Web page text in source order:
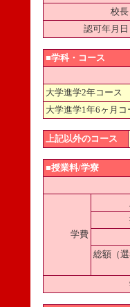
校長
認可年月日
■学科・コース
大学進学2年コース
大学進学1年6ヶ月コ
上記以外のコース
■授業料/学寮
学費
総額（